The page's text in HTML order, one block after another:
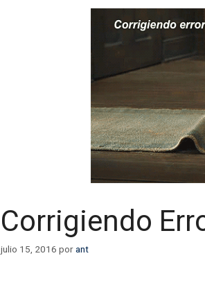
Corrigiendo
julio 15, 2016 porant